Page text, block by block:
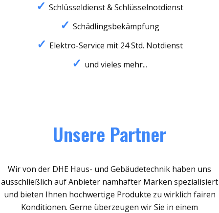
Schlüsseldienst & Schlüsselnotdienst
Schädlingsbekämpfung
Elektro-Service mit 24 Std. Notdienst
und vieles mehr...
Unsere Partner
Wir von der DHE Haus- und Gebäudetechnik haben uns
ausschließlich auf Anbieter namhafter Marken spezialisiert
und bieten Ihnen hochwertige Produkte zu wirklich fairen
Konditionen. Gerne überzeugen wir Sie in einem